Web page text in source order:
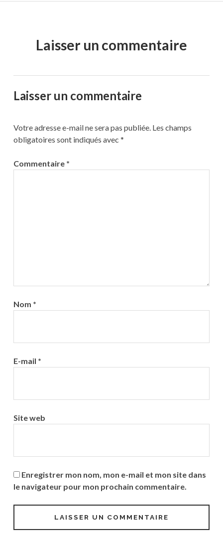
Laisser un commentaire
Laisser un commentaire
Votre adresse e-mail ne sera pas publiée. Les champs
obligatoires sont indiqués avec *
Commentaire *
Nom *
E-mail *
Site web
Enregistrer mon nom, mon e-mail et mon site dans
le navigateur pour mon prochain commentaire.